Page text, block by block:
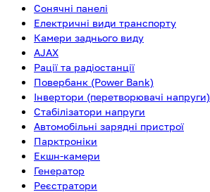
Сонячні панелі
Електричні види транспорту
Камери заднього виду
AJAX
Рації та радіостанції
Повербанк (Power Bank)
Інвертори (перетворювачі напруги)
Стабілізатори напруги
Автомобільні зарядні пристрої
Парктроніки
Екшн-камери
Генератор
Реєстратори